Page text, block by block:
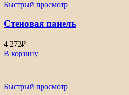
Быстрый просмотр
Стеновая панель
4 272₽
В корзину
Быстрый просмотр